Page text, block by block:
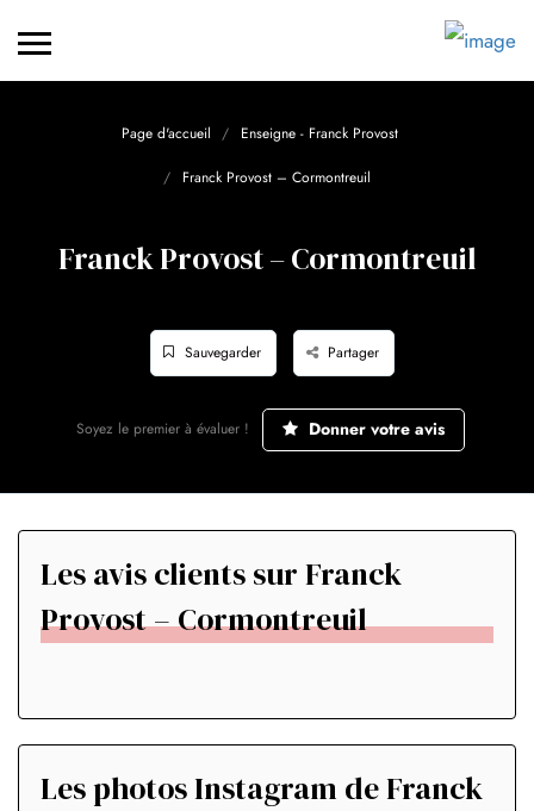
Page d'accueil Enseigne - Franck Provost
Franck Provost – Cormontreuil
Franck Provost – Cormontreuil
Sauvegarder Partager
Soyez le premier à évaluer ! Donner votre avis
Les avis clients sur Franck
Provost – Cormontreuil
Les photos Instagram de Franck